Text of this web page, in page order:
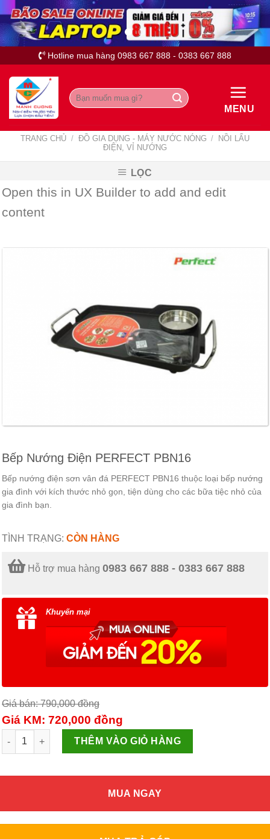
Skip
to
content
Hotline mua hàng 0983 667 888 - 0383 667 888
Tìm
kiếm:
MENU
TRANG CHỦ / ĐỒ GIA DỤNG - MÁY NƯỚC NÓNG /
NỒI LẨU
ĐIỆN, VỈ NƯỚNG
LỌC
Open this in UX Builder to add and edit
content
Bếp Nướng Điện PERFECT PBN16
Bếp nướng điện sơn vân đá PERFECT PBN16 thuộc loại bếp nướng
gia đình với kích thước nhỏ gọn, tiện dùng cho các bữa tiệc nhỏ của
gia đình bạn.
TÌNH TRẠNG: CÒN HÀNG
Hỗ trợ mua hàng 0983 667 888 - 0383 667 888
Khuyến mại
Giá bán: 790,000đồng
Giá KM: 720,000 đồng
Bếp Nướng Điện PERFECT PBN16 số lượng
THÊM VÀO GIỎ HÀNG
MUA NGAY